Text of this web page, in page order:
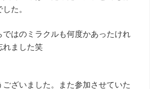
た。
ではのミラクルも何度かあったけれ
れました笑
ざいました。また参加させていた